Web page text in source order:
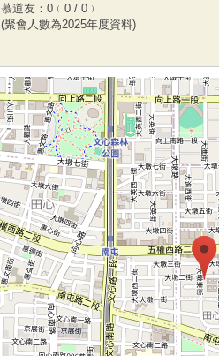
慕道友：0﹙0 / 0﹚
(聚會人數為2025年度資料)